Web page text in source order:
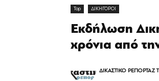
Top ΔΙΚΗΓΟΡΟΙ
Εκδήλωση
χρόνια από
ΔΙΚΑΣΤΙΚΟ ΡΕΠΟΡΤΑΖ